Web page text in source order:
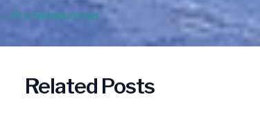
Post
← Pos Sebelumnya
Related Posts